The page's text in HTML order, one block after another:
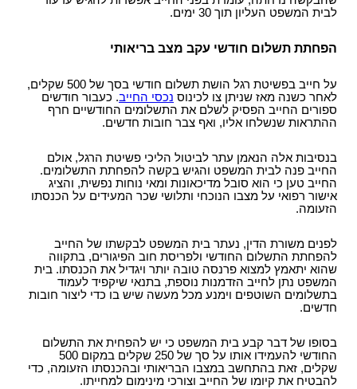
לבית המשפט העליון תוך 30 ימים.
הפחתת תשלום חודשי עקב מצב בריאותי
על חייב בפשיטת רגל הושת תשלום חודשי בסך של 500 שקלים,
לאחר כשנה מאז שניתן צו לכינוס נכסי החייב. כעבור חודשים
ספורים החייב הפסיק לשלם את התשלומים החודשיים חרף
ההתראות שנשלחו אליו, ואף צבר חובות חדשים.
בנסיבות אלה הנאמן עתר לביטול הליכי פשיטת הרגל, אולם
החייב פנה לבית המשפט והגיש בקשה להפחתת התשלומים.
החייב טען כי הוא סובל מדיכאונות ומאי נוחות נפשית, והציג
אישור רפואי על מצבו הנוכחי ותלושי שכר המעידים על הכנסתו
הזעומה.
לפנים משורת הדין, נעתר בית המשפט לבקשתו של החייב
להפחתת התשלום החודשי ולפריסת חוב הפיגורים, בתקווה
שהוא יתאמץ למצוא פרנסה טובה יותר ויגדיל את הכנסתו. בית
המשפט נתן לחייב הזדמנות נוספת, בתנאי שיקפיד לעמוד
בתשלומים השוטפים וימנע מכל מעשה שיש בו כדי ליצור חובות
חדשים.
בסופו של דבר קבע בית המשפט כי יש להפחית את התשלום
החודשי להעמידו אותו על סך של 250 שקלים במקום 500
שקלים, זאת בהתחשב במצבו הבריאותי ובהכנסתו הזעומה, כדי
להבטיח את קיומו של החייב וצורכי מינימום למחייתו.